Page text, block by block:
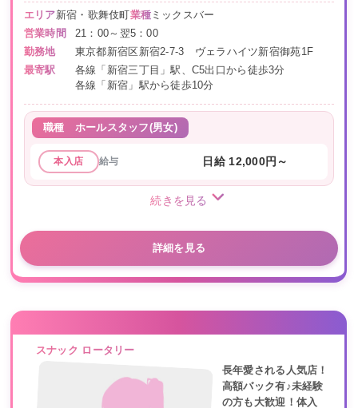
エリア新宿・歌舞伎町業種 ミックスバー
営業時間
21：00～翌5：00
勤務地
東京都新宿区新宿2-7-3 ヴェラハイツ新宿御苑1F
最寄駅
各線「新宿三丁目」駅、C5出口から徒歩3分
各線「新宿」駅から徒歩10分
職種 ホールスタッフ(男女)
本入店 給与 日給 12,000円～
続きを見る
詳細を見る
スナック ロータリー
長年愛される人気店！
高額バック有♪未経験
の方も大歓迎！体入